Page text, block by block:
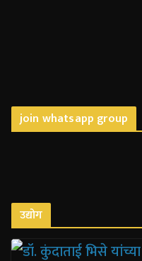
join whatsapp group
उद्योग